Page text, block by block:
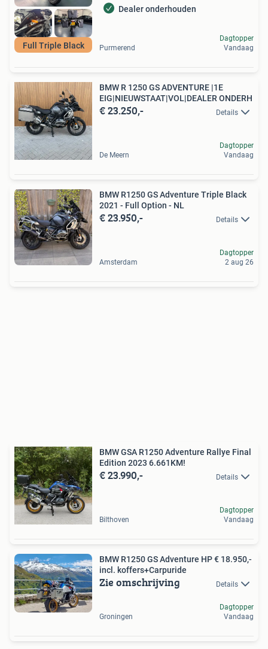
Full Triple Black
Dealer onderhouden
Purmerend
Dagtopper
Vandaag
BMW R 1250 GS ADVENTURE |1E
EIG|NIEUWSTAAT|VOL|DEALER ONDERH
€ 23.250,- Details
De Meern
Dagtopper
Vandaag
BMW R1250 GS Adventure Triple Black
2021 - Full Option - NL
€ 23.950,- Details
Amsterdam
Dagtopper
2 aug 26
BMW GSA R1250 Adventure Rallye Final
Edition 2023 6.661KM!
€ 23.990,- Details
Bilthoven
Dagtopper
Vandaag
BMW R1250 GS Adventure HP € 18.950,-
incl. koffers+Carpuride
Zie omschrijving Details
Groningen
Dagtopper
Vandaag